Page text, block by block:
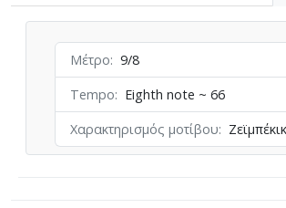
Μέτρο
9/8
Tempo
Eighth note ~ 66
Χαρακτηρισμός μοτίβου